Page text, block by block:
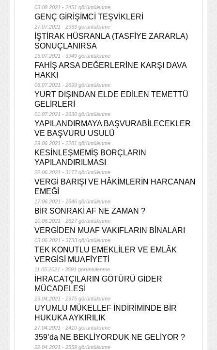
03.08.2021 - 2451 görüntülenme
GENÇ GİRİŞİMCİ TEŞVİKLERİ
27.07.2021 - 2933 görüntülenme
İŞTİRAK HÜSRANLA (TASFİYE ZARARLA)
SONUÇLANIRSA
15.07.2021 - 3949 görüntülenme
FAHİŞ ARSA DEĞERLERİNE KARŞI DAVA
HAKKI
06.07.2021 - 2699 görüntülenme
YURT DIŞINDAN ELDE EDİLEN TEMETTÜ
GELİRLERİ
01.07.2021 - 2630 görüntülenme
YAPILANDIRMAYA BAŞVURABİLECEKLER
VE BAŞVURU USULÜ
29.06.2021 - 2281 görüntülenme
KESİNLEŞMEMİŞ BORÇLARIN
YAPILANDIRILMASI
22.06.2021 - 3177 görüntülenme
VERGİ BARIŞI VE HÂKİMLERİN HARCANAN
EMEĞİ
17.06.2021 - 2546 görüntülenme
BİR SONRAKİ AF NE ZAMAN ?
10.06.2021 - 2627 görüntülenme
VERGİDEN MUAF VAKIFLARIN BİNALARI
03.06.2021 - 3733 görüntülenme
TEK KONUTLU EMEKLİLER VE EMLÂK
VERGİSİ MUAFİYETİ
11.05.2021 - 3591 görüntülenme
İHRACATÇILARIN GÖTÜRÜ GİDER
MÜCADELESİ
29.04.2021 - 2975 görüntülenme
UYUMLU MÜKELLEF İNDİRİMİNDE BİR
HUKUKA AYKIRILIK
27.04.2021 - 2410 görüntülenme
359’da NE BEKLİYORDUK NE GELİYOR ?
22.04.2021 - 2559 görüntülenme